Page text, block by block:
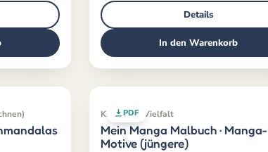
Details
In den Warenkorb
PDF
Klassiker · Vielfalt
Mein Manga Malbuch · Manga-
Motive (jüngere)